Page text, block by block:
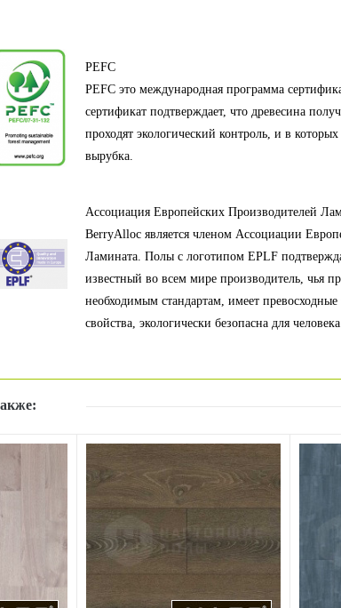
PEFC
PEFC это международная программа
сертификат подтверждает, что древесина
проходят экологический контроль, и в которых
вырубка.
Ассоциация Европейских Производителей
BerryAlloc является членом Ассоциации
Ламината. Полы с логотипом EPLF
известный во всем мире производитель, чья
необходимым стандартам, имеет
свойства, экологически безопасна для